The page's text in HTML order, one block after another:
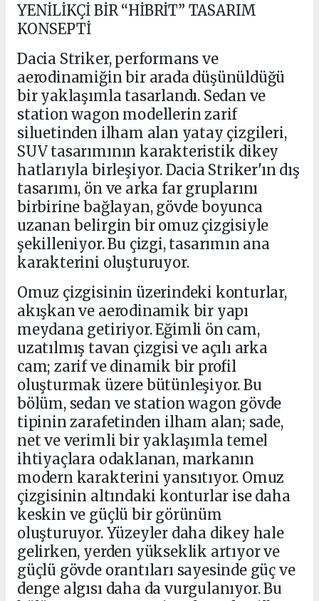
YENİLİKÇİ BİR “HİBRİT” TASARIM
KONSEPTİ
Dacia Striker, performans ve
aerodinamiğin bir arada düşünüldüğü
bir yaklaşımla tasarlandı. Sedan ve
station wagon modellerin zarif
siluetinden ilham alan yatay çizgileri,
SUV tasarımının karakteristik dikey
hatlarıyla birleşiyor. Dacia Striker'ın dış
tasarımı, ön ve arka far gruplarını
birbirine bağlayan, gövde boyunca
uzanan belirgin bir omuz çizgisiyle
şekilleniyor. Bu çizgi, tasarımın ana
karakterini oluşturuyor.
Omuz çizgisinin üzerindeki konturlar,
akışkan ve aerodinamik bir yapı
meydana getiriyor. Eğimli ön cam,
uzatılmış tavan çizgisi ve açılı arka
cam; zarif ve dinamik bir profil
oluşturmak üzere bütünleşiyor. Bu
bölüm, sedan ve station wagon gövde
tipinin zarafetinden ilham alan; sade,
net ve verimli bir yaklaşımla temel
ihtiyaçlara odaklanan, markanın
modern karakterini yansıtıyor. Omuz
çizgisinin altındaki konturlar ise daha
keskin ve güçlü bir görünüm
oluşturuyor. Yüzeyler daha dikey hale
gelirken, yerden yükseklik artıyor ve
güçlü gövde orantıları sayesinde güç ve
denge algısı daha da vurgulanıyor. Bu